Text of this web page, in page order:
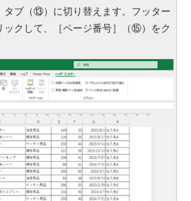
タブ（⑬）に切り替えます。フッター
クして、［ページ番号］（⑮）をク